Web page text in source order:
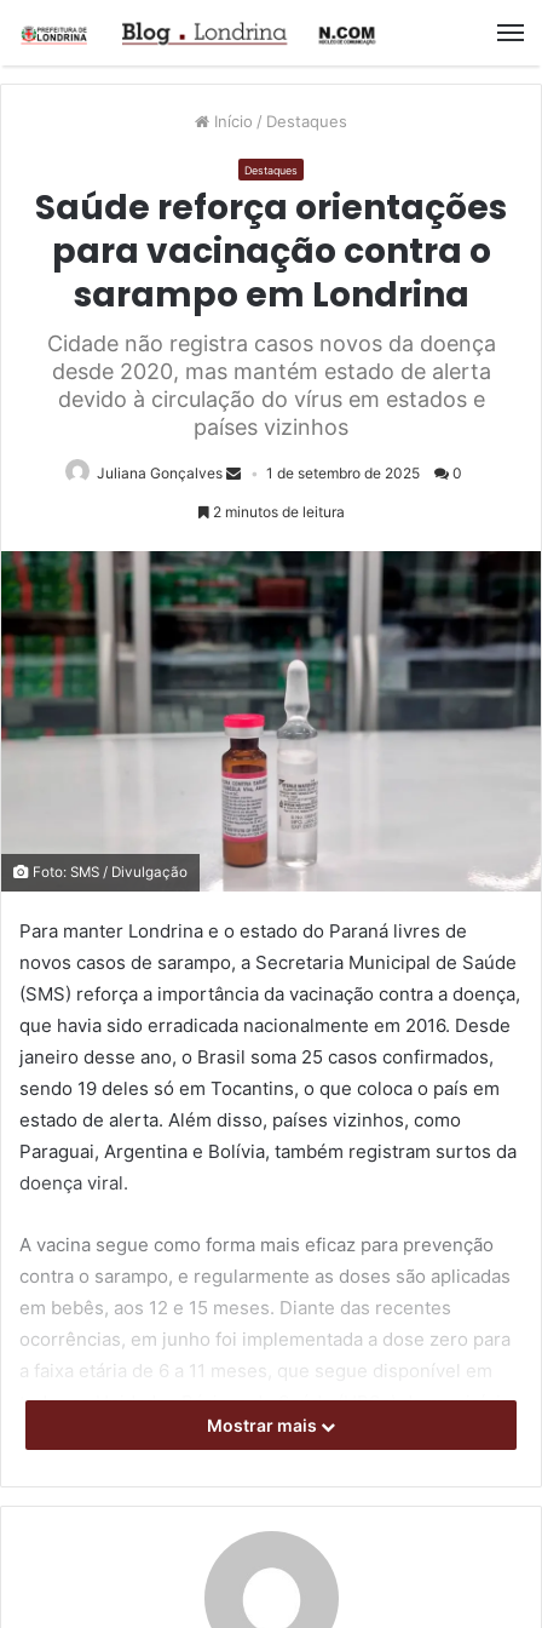
Início / Destaques
Destaques
Saúde reforça orientações
para vacinação contra o
sarampo em Londrina
Cidade não registra casos novos da doença
desde 2020, mas mantém estado de alerta
devido à circulação do vírus em estados e
países vizinhos
Juliana Gonçalves 1 de setembro de 2025 0
2 minutos de leitura
Foto: SMS / Divulgação
Para manter Londrina e o estado do Paraná livres de
novos casos de sarampo, a Secretaria Municipal de Saúde
(SMS) reforça a importância da vacinação contra a doença,
que havia sido erradicada nacionalmente em 2016. Desde
janeiro desse ano, o Brasil soma 25 casos confirmados,
sendo 19 deles só em Tocantins, o que coloca o país em
estado de alerta. Além disso, países vizinhos, como
Paraguai, Argentina e Bolívia, também registram surtos da
doença viral.
A vacina segue como forma mais eficaz para prevenção
contra o sarampo, e regularmente as doses são aplicadas
em bebês, aos 12 e 15 meses. Diante das recentes
ocorrências, em junho foi implementada a dose zero para
a faixa etária de 6 a 11 meses, que segue disponível em
todas as Unidades Básicas de Saúde (UBSs) do município.
Mostrar mais